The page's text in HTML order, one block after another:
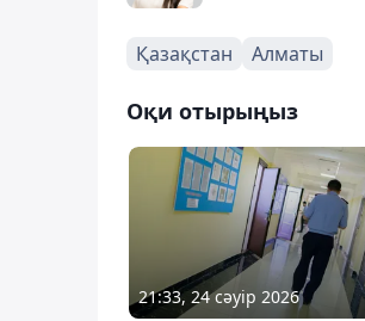
Қазақстан Алматы
Оқи отырыңыз
21:33, 24 сәуір 2026